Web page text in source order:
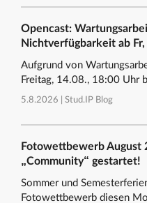
Opencast:
Nichtverfügbarkeit ab
Aufgrund von
Freitag, 14.08., 18:00 Uhr
5.8.2026 | Stud.IP Blog
Fotowettbewerb August
„Community“ gestartet!
Sommer und
Fotowettbewerb diesen